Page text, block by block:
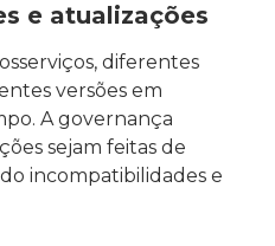
e atualizações
diferentes
versões em
A governança
sejam feitas de
incompatibilidades e